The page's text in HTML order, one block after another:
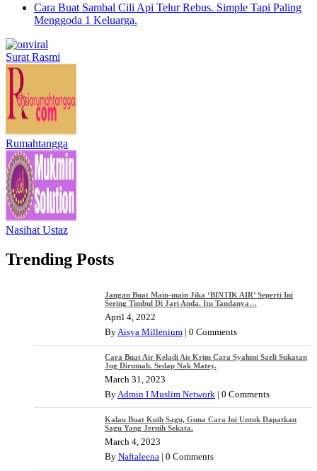
Cara Buat Sambal Cili Api Telur Rebus. Simple Tapi Paling
Menggoda 1 Keluarga.
Surat Rasmi
Rumahtangga
Nasihat Ustaz
Trending Posts
Jangan Buat Main-main Jika ‘BINTIK AIR’ Seperti Ini
Sering Timbul Di Jari Anda. Itu Tandanya…
April 4, 2022
ByAisya Millenium | 0 Comments
Cara Buat Air Keladi Ais Krim Cara Syahmi Sazli Sukatan
Jug Dirumah. Sedap Nak Matey.
March 31, 2023
ByAdmin I Muslim Network | 0 Comments
Kalau Buat Kuih Sagu, Guna Cara Ini Untuk Dapatkan
Sagu Yang Jernih Sekata.
March 4, 2023
By Naftaleena | 0 Comments